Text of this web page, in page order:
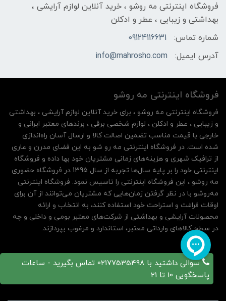
فروشگاه اینترنتی مه‌ رو‌شو ، خرید آنلاین لوازم آرایشی ،
بهداشتی و زیبایی ، عطر و ادکلن
شماره تماس:
09124116631
آدرس ایمیل:
info@mahrosho.com
سوالی داشتید با 02177535498 تماس بگیرید - ساعات
پاسخگویی 10 تا 21
فروشگاه اینترنتی مه‌ رو‌شو
فروشگاه اینترنتی مه‌ رو‌شو ، برای خرید آنلاین لوازم آرایشی ، بهداشتی
و زیبایی ، عطر و ادکلن ، لوازم شخصی برقی ، برندهای معتبر ایرانی و
خارجی با قیمت مناسب تضمین اصالت کالا و ارسال آسان راه‌اندازی
شده است. در فروشگاه اینترنتی مه رو شو به این فضای مدرن و عاری
از ترافیک شهری و هزینه‌های زمانی مشتریان خود بها داده و فروشگاه
اینترنتی خود را بر پایه سال‌ها تجربه از سال 1395 در فروشگاه حضوری
مه روشو ، این فروشگاه اینترنتی را تاسیس نمود. فروشگاه اینترنتی
مه‌رو‌شو با در نظر گرفتن زمان‌هایی که مشتریان می‌توانند از آن‌ برای
اوقات فراغت و استراحت خود استفاده کنند، به انتخاب و ارائه
محصولات آرایشی و بهداشتی از شرکت‌های معتبر بومی و داخلی و چه
در سطح کالاهای وارداتی معتبر، استاندارد و مرغوب بپردازند.